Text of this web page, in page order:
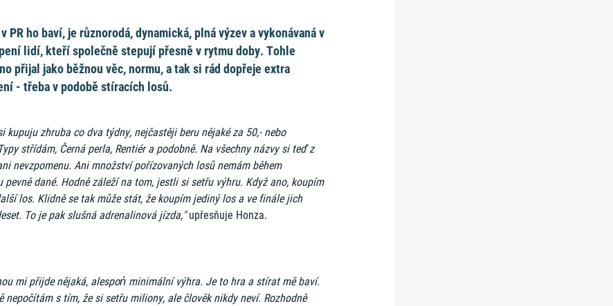
PR ho baví, je různorodá, dynamická, plná výzev a vykonávaná v
lidí, kteří společně stepují přesně v rytmu doby. Tohle
přijal jako běžnou věc, normu, a tak si rád dopřeje extra
- třeba v podobě stíracích losů.
kupuju zhruba co dva týdny, nejčastěji beru nějaké za 50,- nebo
střídám, Černá perla, Rentiér a podobně. Na všechny názvy si teď z
nevzpomenu. Ani množství pořízovaných losů nemám během
pevně dané. Hodně záleží na tom, jestli si setřu výhru. Když ano, koupím
los. Klidně se tak může stát, že koupím jediný los a ve finále jich
To je pak slušná adrenalinová jízda,"upřesňuje Honza.
mi přijde nějaká, alespoń minimální výhra. Je to hra a stírat mě baví.
nepočítám s tím, že si setřu miliony, ale člověk nikdy neví. Rozhodně